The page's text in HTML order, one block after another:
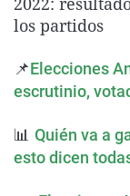
los partidos
📌Elecciones
escrutinio,
📊 Quién va a
esto dicen